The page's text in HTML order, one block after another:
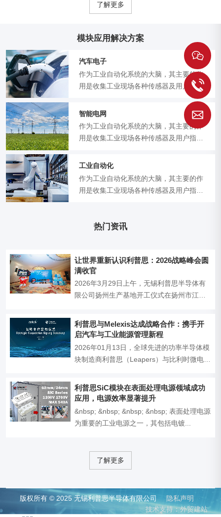
了解更多
模块应用解决方案
汽车电子
作为工业自动化系统的大脑，其主要的作
用是收集工业现场各种传感器及用户指令
输入，根据预先设定好程序将相关指令
智能电网
作为工业自动化系统的大脑，其主要的作
用是收集工业现场各种传感器及用户指令
工业自动化
作为工业自动化系统的大脑，其主要的作
用是收集工业现场各种传感器及用户指令
热门资讯
让世界重新认识利普思：2026战略峰会圆
满收官
2026年3月29日上午，无锡利普思半导体有
限公司扬州生产基地开工仪式在扬州市江都
利普思与Melexis达成战略合作：携手开
启汽车与工业能源管理新程
2026年01月13日，全球先进的功率半导体模
块制造商利普思（Leapers）与比利时微电子
利普思SiC模块在表面处理电源领域成功
应用，电源效率显著提升
&nbsp; &nbsp; &nbsp; &nbsp; 表面处理电源
为重要的工业电源之一，其包括电镀...
了解更多
版权所有 © 2025 无锡利普思半导体有限公司
隐私声明
技术支持：外贸建站